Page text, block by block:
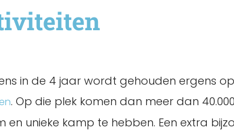
in de 4 jaar wordt gehouden ergens
. Op die plek komen dan meer dan
unieke kamp te hebben. Een extra